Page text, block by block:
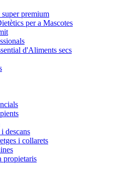
premium
per a Mascotes
d'Aliments secs
descans
i collarets
propietaris